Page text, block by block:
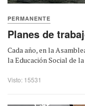
PERMANENTE
Planes de
Cada año, en la
la Educación Social de
Visto: 15531